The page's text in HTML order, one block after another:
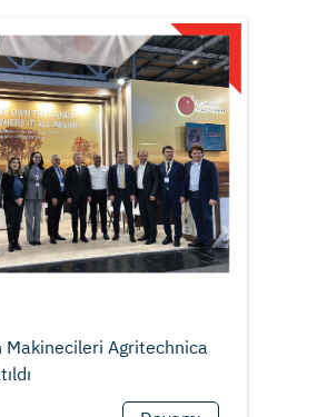
Makinecileri Agritechnica